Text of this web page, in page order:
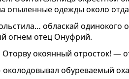
опыленные одежды около
обласкай одинокого
огнем отец Онуфрий.
окоянный отросток! —
обуреваемый